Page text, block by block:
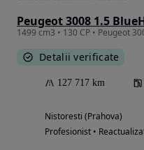
Peugeot 3008 1.5
1499 cm3 • 130 CP • Peugeot
Detalii verificate
127 717 km
Nistoresti (Prahova)
Profesionist •